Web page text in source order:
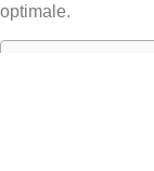
optimale.